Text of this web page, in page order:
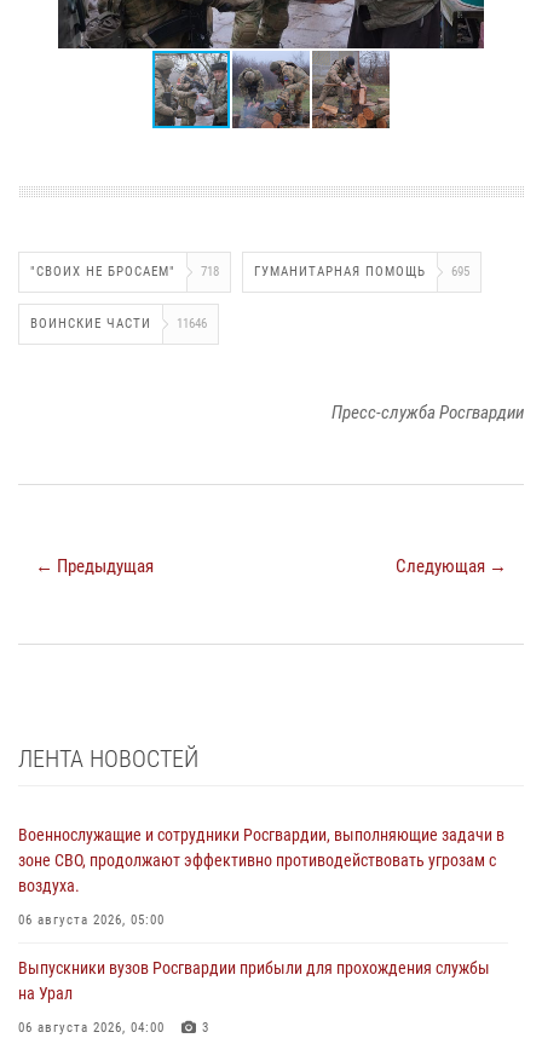
"СВОИХ НЕ БРОСАЕМ" 718 ГУМАНИТАРНАЯ ПОМОЩЬ 695
ВОИНСКИЕ ЧАСТИ 11646
Пресс-служба Росгвардии
← Предыдущая Следующая →
ЛЕНТА НОВОСТЕЙ
Военнослужащие и сотрудники Росгвардии, выполняющие задачи в
зоне СВО, продолжают эффективно противодействовать угрозам с
воздуха.
06 августа 2026, 05:00
Выпускники вузов Росгвардии прибыли для прохождения службы
на Урал
06 августа 2026, 04:00 3